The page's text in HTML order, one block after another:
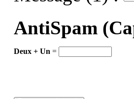
AntiSpam
Deux + Un =